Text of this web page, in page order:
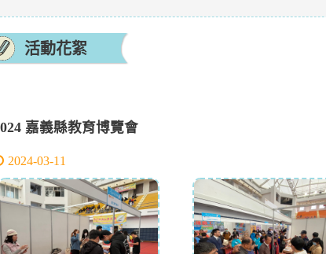
活動花絮
嘉義縣教育博覽會
2024-03-11